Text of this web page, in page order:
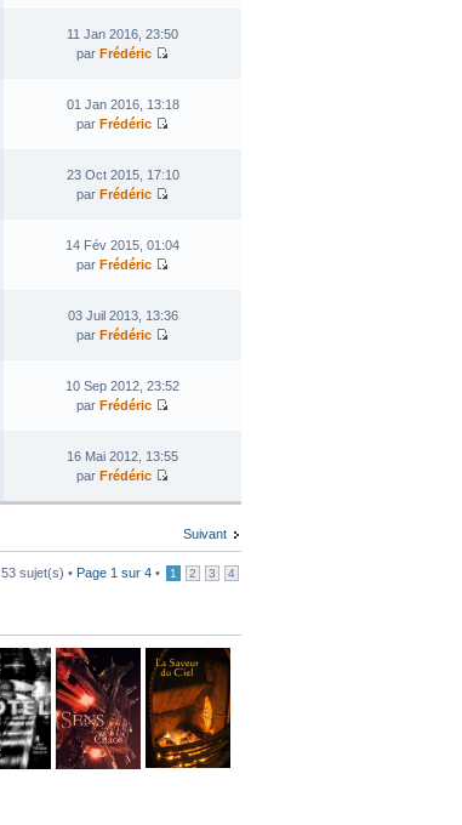
11 Jan 2016, 23:50
par Frédéric
01 Jan 2016, 13:18
par Frédéric
23 Oct 2015, 17:10
par Frédéric
14 Fév 2015, 01:04
par Frédéric
03 Juil 2013, 13:36
par Frédéric
10 Sep 2012, 23:52
par Frédéric
16 Mai 2012, 13:55
par Frédéric
Suivant
53 sujet(s) • Page 1 sur 4 • 1 2 3 4